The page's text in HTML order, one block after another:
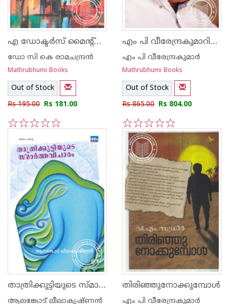
എ ഡോക്ടര്‍സ് മൈന്റ്‌സ്‌കേപ്‌
ഡോ സി കെ രാമചന്ദ്ര‌ന്‍
Mathrubhumi Books
Out of Stock
Rs 195.00 Rs 181.00
എം പി വീരേന്ദ്രകുമാറിന്റെ കൃതികള്‍ - 2 വോള്യം -
എം പി വീരേന്ദ്രകുമാര്‍
Mathrubhumi Books
Out of Stock
Rs 865.00 Rs 804.00
5
4
3
2
1
താത്രിക്കുട്ടിയുടെ സ്മാര്‍ത്താവിചാരം
ആലങ്കോട് ലീലാകൃഷ്ണന്‍
തിരിഞ്ഞുനോക്കുമ്പോള്‍
എം പി വീരേന്ദ്രകുമാര്‍